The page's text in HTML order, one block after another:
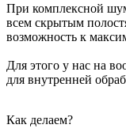
При комплексной
всем скрытым
возможность к
Для этого у нас на
для внутренней
Как делаем?